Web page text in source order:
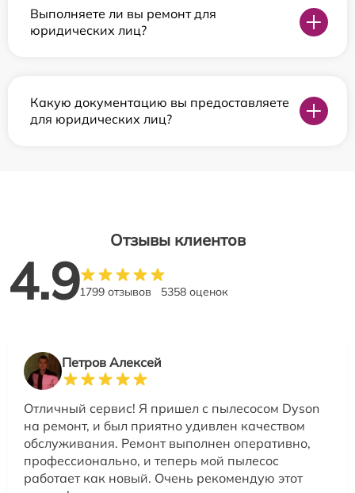
Выполняете ли вы ремонт для
юридических лиц?
Какую документацию вы предоставляете
для юридических лиц?
Отзывы клиентов
4.91799 отзывов 5358 оценок
Петров Алексей
Отличный сервис! Я пришел с пылесосом Dyson
на ремонт, и был приятно удивлен качеством
обслуживания. Ремонт выполнен оперативно,
профессионально, и теперь мой пылесос
работает как новый. Очень рекомендую этот